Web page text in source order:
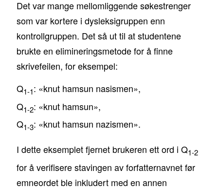
Det var mange mellomliggende søkestrenger
som var kortere i dysleksigruppen enn
kontrollgruppen. Det så ut til at studentene
brukte en elimineringsmetode for å finne
skrivefeilen, for eksempel:
Q1-1: «knut hamsun nasismen»,
Q1-2: «knut hamsun»,
Q1-3: «knut hamsun nazismen».
I dette eksemplet fjernet brukeren ett ord i Q1-2
for å verifisere stavingen av forfatternavnet før
emneordet ble inkludert med en annen